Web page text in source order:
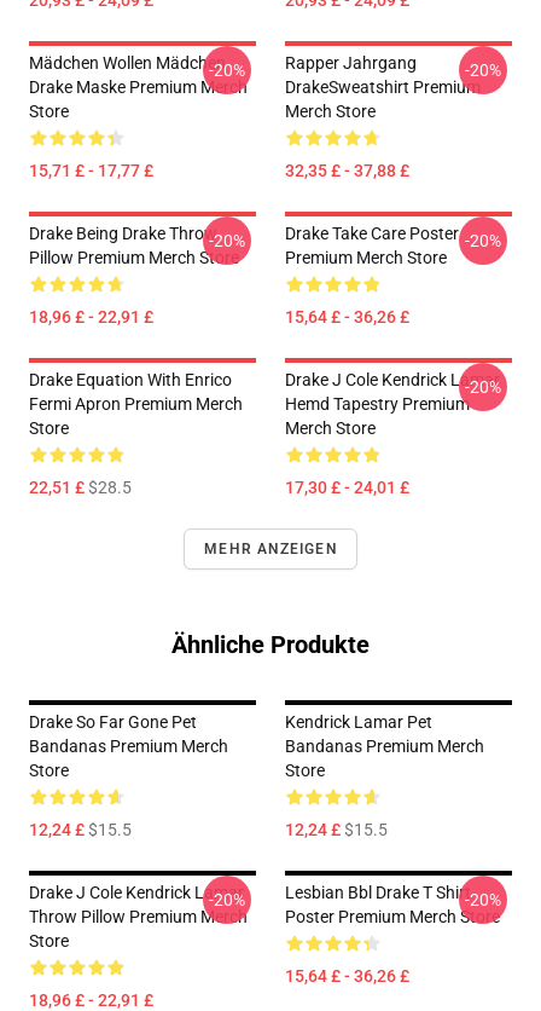
Mädchen Wollen Mädchen
Drake Maske Premium Merch
Store
15,71 £ - 17,77 £
-20%
Rapper Jahrgang
DrakeSweatshirt Premium
Merch Store
32,35 £ - 37,88 £
-20%
Drake Being Drake Throw
Pillow Premium Merch Store
18,96 £ - 22,91 £
-20%
Drake Take Care Poster
Premium Merch Store
15,64 £ - 36,26 £
-20%
Drake Equation With Enrico
Fermi Apron Premium Merch
Store
22,51 £$28.5
Drake J Cole Kendrick Lamar
Hemd Tapestry Premium
Merch Store
17,30 £ - 24,01 £
-20%
MEHR ANZEIGEN
Ähnliche Produkte
Drake So Far Gone Pet
Bandanas Premium Merch
Store
12,24 £$15.5
Kendrick Lamar Pet
Bandanas Premium Merch
Store
12,24 £$15.5
Drake J Cole Kendrick Lamar
Throw Pillow Premium Merch
Store
18,96 £ - 22,91 £
-20%
Lesbian Bbl Drake T Shirt
Poster Premium Merch Store
15,64 £ - 36,26 £
-20%